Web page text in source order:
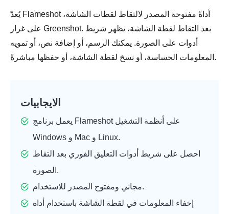
يُعدّ Flameshot أداةً مفتوحة المصدر لالتقاط لقطات الشاشة،
على غرار Greenshot. بعد التقاط لقطة الشاشة، يظهر شريط
أدوات على الصورة. يمكنك الرسم، أو إضافة نص، أو تمويه
المعلومات الحساسة، أو نسخ لقطة الشاشة، أو حفظها مباشرةً.
الايجابيات
يعمل برنامج Flameshot على أنظمة التشغيل
Windows و Mac و Linux.
احصل على شريط أدوات التعليق الفوري بعد التقاط
الصورة.
مجاني ومفتوح المصدر للاستخدام.
إخفاء المعلومات في لقطة الشاشة باستخدام أداة